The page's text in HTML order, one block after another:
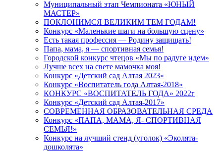
Муниципальный этап Чемпионата «ЮНЫЙ
МАСТЕР»
ПОКЛОНИМСЯ ВЕЛИКИМ ТЕМ ГОДАМ!
Конкурс «Маленькие шаги на большую сцену»
Есть такая профессия — Родину защищать!
Папа, мама, я — спортивная семья!
Городской конкурс чтецов «Мы по радуге идем»
Лучше всех на свете мамочка моя!
Конкурс «Детский сад Алтая 2023»
Конкурс «Воспитатель года Алтая-2018»
КОНКУРС «ВОСПИТАТЕЛЬ ГОДА» 2022г
Конкурс «Детский сад Алтая-2017»
СОВРЕМЕННАЯ ОБРАЗОВАТЕЛЬНАЯ СРЕДА
Конкурс «ПАПА, МАМА, Я- СПОРТИВНАЯ
СЕМЬЯ!»
Конкурс на лучший стенд (уголок) «Эколята-
дошколята»